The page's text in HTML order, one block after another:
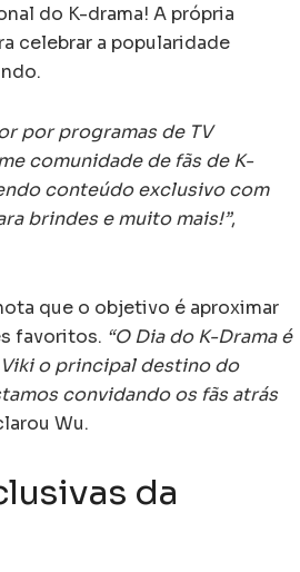
do K-drama! A própria
celebrar a popularidade
por programas de TV
comunidade de fãs de K-
conteúdo exclusivo com
brindes e muito mais!”,
que o objetivo é aproximar
favoritos. “O Dia do K-Drama é
o principal destino do
convidando os fãs atrás
Wu.
da